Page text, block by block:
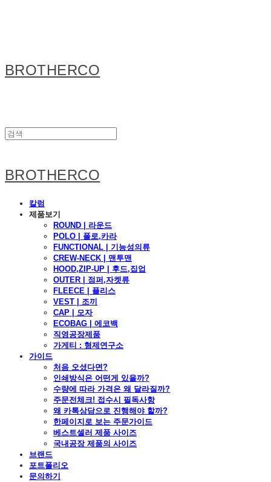
BROTHERCO
BROTHERCO
칼럼
제품보기
ROUND | 라운드
POLO | 폴로,카라
FUNCTIONAL | 기능성의류
CREW-NECK | 맨투맨
HOOD,ZIP-UP | 후드,집업
OUTER | 점퍼,자켓류
FLEECE | 플리스
VEST | 조끼
CAP | 모자
ECOBAG | 에코백
직영공장제품
가게티 : 형제연구소
가이드
처음 오셨다면?
인쇄방식은 어떤게 있을까?
수량에 따라 가격은 왜 달라질까?
주문전체크! 접수시 필독사항
왜 카톡상담으로 진행해야 할까?
한페이지로 보는 주문가이드
베스트셀러 제품 사이즈
국내공장 제품의 사이즈
브랜드
포트폴리오
문의하기